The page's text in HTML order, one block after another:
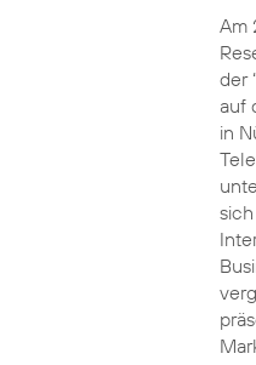
Am
der
auf
in